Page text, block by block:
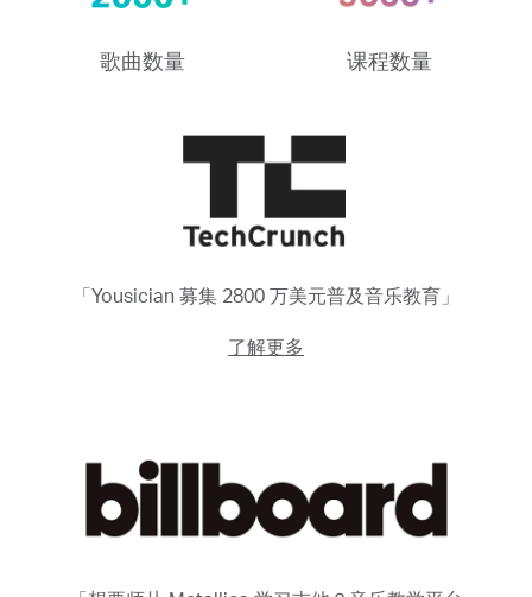
歌曲数量 课程数量
「Yousician 募集 2800 万美元普及音乐教育」
了解更多